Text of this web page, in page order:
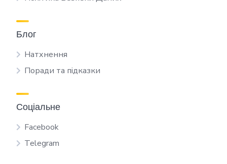
Блог
Натхнення
Поради та підказки
Соціальне
Facebook
Telegram